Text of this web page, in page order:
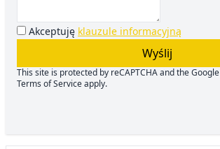
Akceptuję klauzule informacyjną
Wyślij
This site is protected by reCAPTCHA and the Google
Terms of Serviceapply.